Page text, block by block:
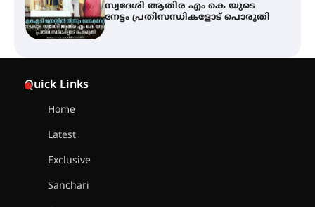
ഫിലിം സൊസൈറ്റി ആഗസ്റ്റ് 7
വെള്ളിയാഴ്ച സ്‌ക്രീൻ ചെയ്യുന്നു
Quick Links
Home
Latest
Exclusive
Sanchari